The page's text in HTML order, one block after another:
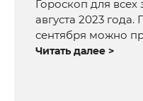
Гороскоп для
августа 2023 года.
сентября можно
Читать далее >